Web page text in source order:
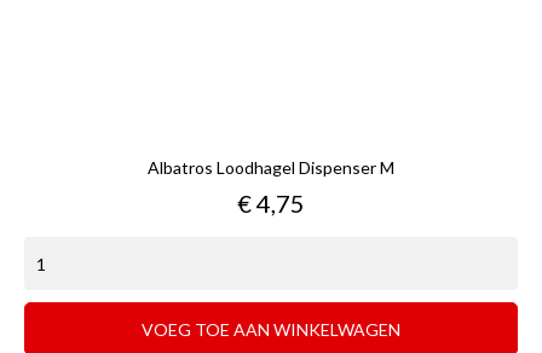
Albatros Loodhagel Dispenser M
Prijs
€ 4,75
VOEG TOE AAN WINKELWAGEN